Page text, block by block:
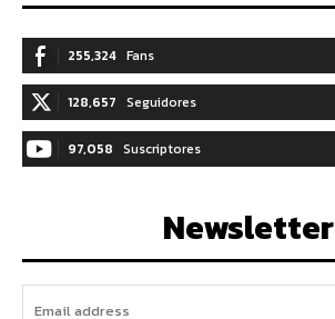
255,324 Fans
128,657 Seguidores
97,058 Suscriptores
Newsletter